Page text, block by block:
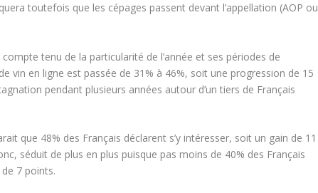
toutefois que les cépages passent devant l’appellation (AOP ou
tenu de la particularité de l’année et ses périodes de
vin en ligne est passée de 31% à 46%, soit une progression de 15
pendant plusieurs années autour d’un tiers de Français
que 48% des Français déclarent s’y intéresser, soit un gain de 11
séduit de plus en plus puisque pas moins de 40% des Français
7 points.